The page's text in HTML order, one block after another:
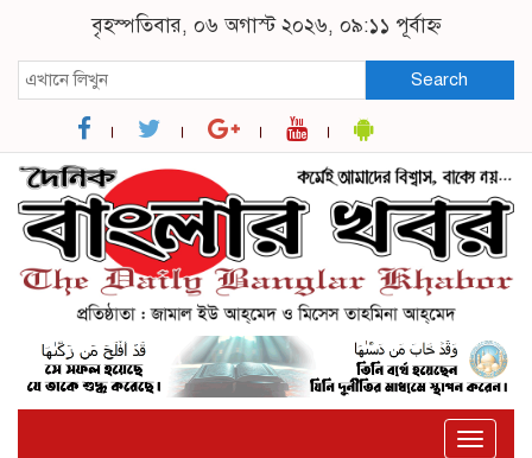
বৃহস্পতিবার, ০৬ অগাস্ট ২০২৬, ০৯:১১ পূর্বাহ্ন
Search
Toggle